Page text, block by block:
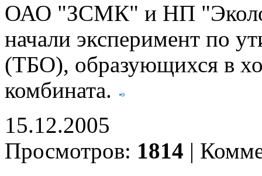
ОАО "ЗСМК" и НП
начали эксперимент по
(ТБО), образующихся в
комбината.
15.12.2005
Просмотров: 1814 |